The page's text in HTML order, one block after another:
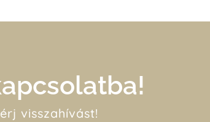
visszahívást!